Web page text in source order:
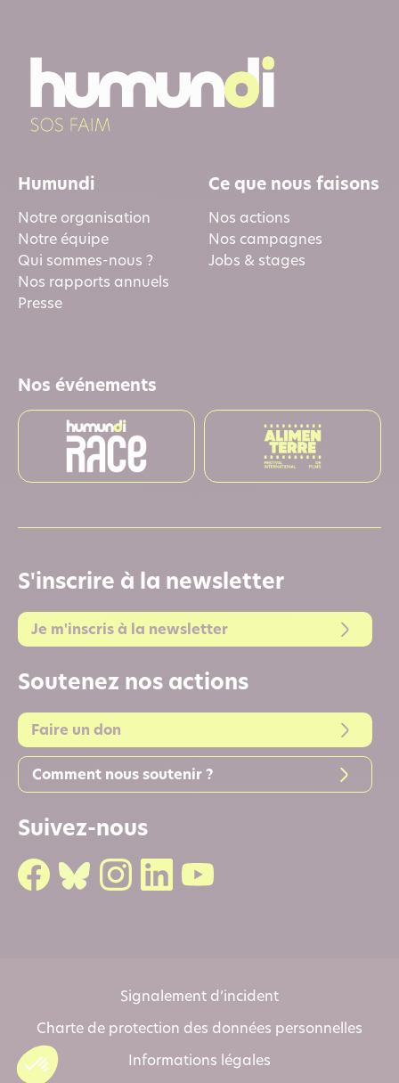
Humundi
Notre organisation
Notre équipe
Qui sommes-nous ?
Nos rapports annuels
Presse
Ce que nous faisons
Nos actions
Nos campagnes
Jobs & stages
Nos événements
S'inscrire à la newsletter
Je m'inscris à la newsletter
Soutenez nos actions
Faire un don
Comment nous soutenir ?
Suivez-nous
Signalement d’incident
Charte de protection des données personnelles
Informations légales